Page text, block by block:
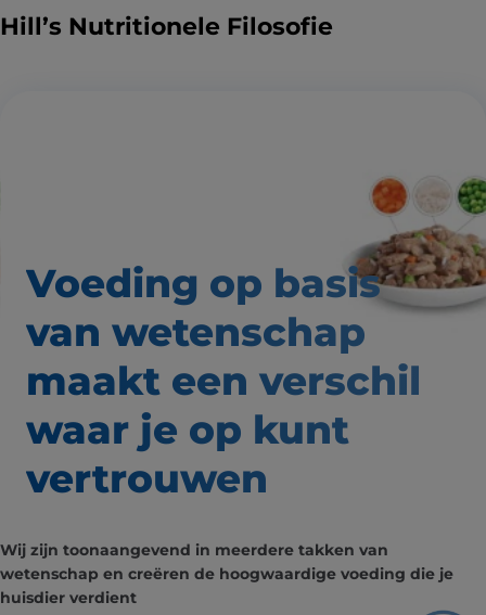
Hill’s Nutritionele Filosofie
Voeding op basis
van wetenschap
maakt een verschil
waar je op kunt
vertrouwen
Wij zijn toonaangevend in meerdere takken van
wetenschap en creëren de hoogwaardige voeding die je
huisdier verdient